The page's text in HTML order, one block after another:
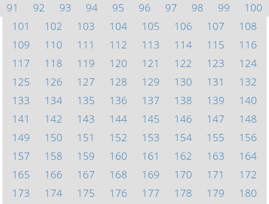
91
92 93 94 95 96 97 98 99
100
101
102 103 104 105 106 107
108
109
110 111 112 113 114 115
116
117
118 119 120 121 122 123
124
125
126 127 128 129 130 131
132
133
134 135 136 137 138 139
140
141
142 143 144 145 146 147
148
149
150 151 152 153 154 155
156
157
158 159 160 161 162 163
164
165
166 167 168 169 170 171
172
173
174 175 176 177 178 179
180